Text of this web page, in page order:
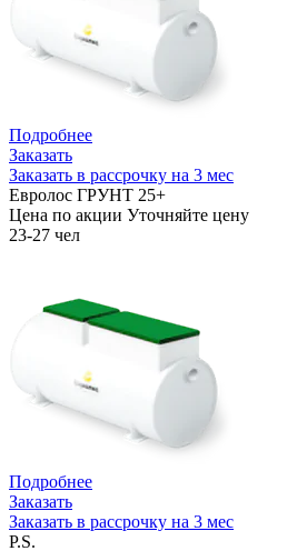
Подробнее
Заказать
Заказать в рассрочку на 3 мес
Евролос ГРУНТ 25+
Цена по акции Уточняйте цену
23-27 чел
Подробнее
Заказать
Заказать в рассрочку на 3 мес
P.S.